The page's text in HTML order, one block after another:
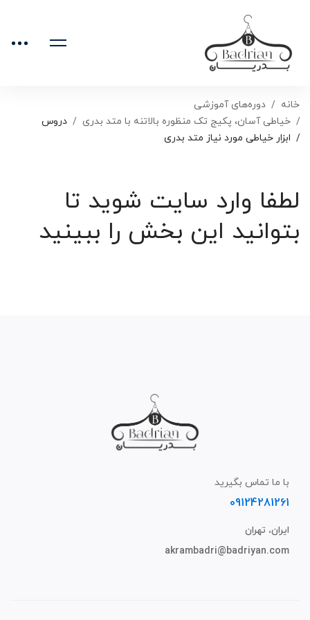
خانه
دوره‌های آموزشی
خیاطی آسان، پکیج تک منظوره بالاتنه با متد بدری
دروس
ابزار خیاطی مورد نیاز متد بدری
لطفا وارد سایت شوید تا
بتوانید این بخش را ببینید
با ما تماس بگیرید
09124281261
ایران، تهران
akrambadri@badriyan.com